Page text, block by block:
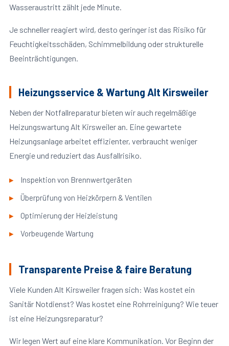
Wasseraustritt zählt jede Minute.
Je schneller reagiert wird, desto geringer ist das Risiko für
Feuchtigkeitsschäden, Schimmelbildung oder strukturelle
Beeinträchtigungen.
Heizungsservice & Wartung Alt Kirsweiler
Neben der Notfallreparatur bieten wir auch regelmäßige
Heizungswartung Alt Kirsweiler an. Eine gewartete
Heizungsanlage arbeitet effizienter, verbraucht weniger
Energie und reduziert das Ausfallrisiko.
Inspektion von Brennwertgeräten
Überprüfung von Heizkörpern & Ventilen
Optimierung der Heizleistung
Vorbeugende Wartung
Transparente Preise & faire Beratung
Viele Kunden Alt Kirsweiler fragen sich: Was kostet ein
Sanitär Notdienst? Was kostet eine Rohrreinigung? Wie teuer
ist eine Heizungsreparatur?
Wir legen Wert auf eine klare Kommunikation. Vor Beginn der